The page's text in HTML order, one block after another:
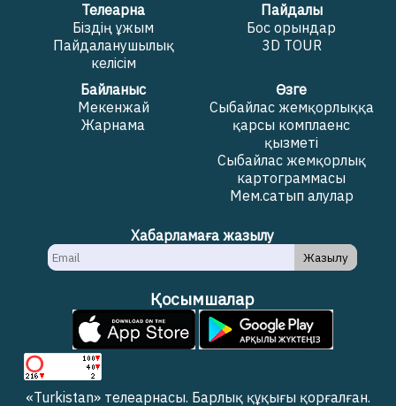
Телеарна
Біздің ұжым
Пайдаланушылық
келісім
Пайдалы
Бос орындар
3D TOUR
Байланыс
Мекенжай
Жарнама
Өзге
Сыбайлас жемқорлыққа
қарсы комплаенс
қызметі
Сыбайлас жемқорлық
картограммасы
Мем.сатып алулар
Хабарламаға жазылу
Жазылу
Қосымшалар
«Turkistan» телеарнасы. Барлық құқығы қорғалған.